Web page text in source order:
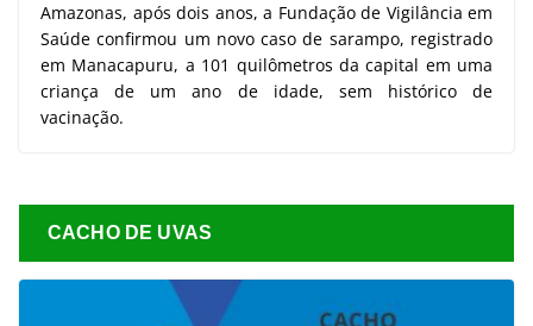
Amazonas, após dois anos, a Fundação de Vigilância em
Saúde confirmou um novo caso de sarampo, registrado
em Manacapuru, a 101 quilômetros da capital em uma
criança de um ano de idade, sem histórico de
vacinação.
CACHO DE UVAS